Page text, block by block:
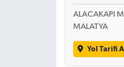
ALACAKAPI
MALATYA
Yol Tarifi Al